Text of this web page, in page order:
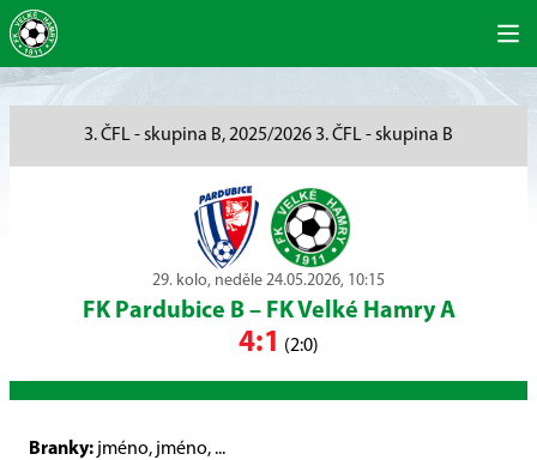
3. ČFL - skupina B, 2025/2026 3. ČFL - skupina B
29. kolo, neděle 24.05.2026, 10:15
FK Pardubice B– FK Velké Hamry A
4:1 (2:0)
Branky: jméno, jméno, ...